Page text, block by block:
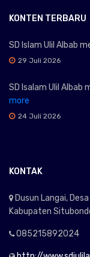
KONTEN TERBARU
SD Islam Ulil Albab
29 Juli 2026
SD Isalam Ulil Albab
more
24 Juli 2026
KONTAK
Dusun Langai,
Kabupaten
085215892024